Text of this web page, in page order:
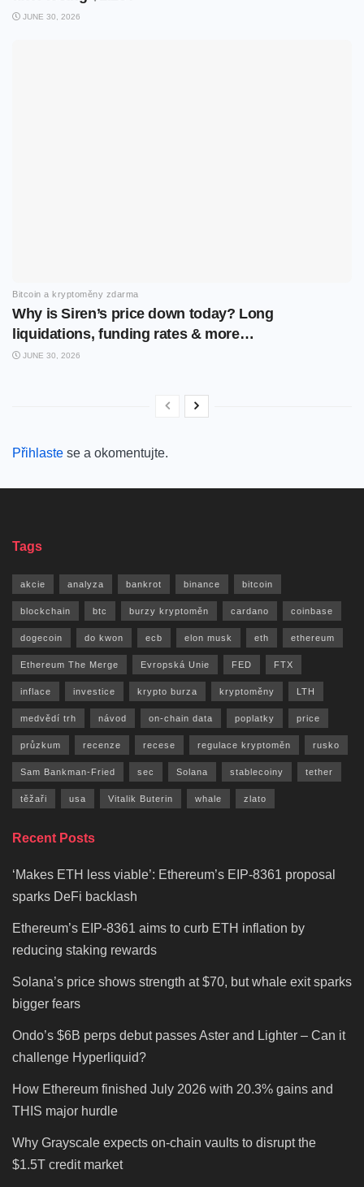
JUNE 30, 2026
Bitcoin a kryptoměny zdarma
Why is Siren’s price down today? Long
liquidations, funding rates & more…
JUNE 30, 2026
Přihlaste se a okomentujte.
Tags
akcie analyza bankrot binance bitcoin
blockchain btc burzy kryptoměn cardano coinbase
dogecoin do kwon ecb elon musk eth ethereum
Ethereum The Merge Evropská Unie FED FTX
inflace investice krypto burza kryptoměny LTH
medvědí trh návod on-chain data poplatky price
průzkum recenze recese regulace kryptoměn rusko
Sam Bankman-Fried sec Solana stablecoiny tether
těžaři usa Vitalik Buterin whale zlato
Recent Posts
‘Makes ETH less viable’: Ethereum’s EIP-8361 proposal
sparks DeFi backlash
Ethereum’s EIP-8361 aims to curb ETH inflation by
reducing staking rewards
Solana’s price shows strength at $70, but whale exit sparks
bigger fears
Ondo’s $6B perps debut passes Aster and Lighter – Can it
challenge Hyperliquid?
How Ethereum finished July 2026 with 20.3% gains and
THIS major hurdle
Why Grayscale expects on-chain vaults to disrupt the
$1.5T credit market